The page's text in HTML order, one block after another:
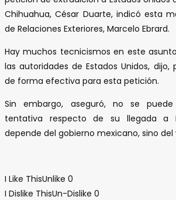
Chihuahua, César Duarte, indicó esta
de Relaciones Exteriores, Marcelo Ebrard.
Hay muchos tecnicismos en este
las autoridades de Estados Unidos,
de forma efectiva para esta petición.
Sin embargo, aseguró, no se
tentativa respecto de su llegada a
depende del gobierno mexicano, sino del
I Like ThisUnlike 0
I Dislike ThisUn-Dislike 0